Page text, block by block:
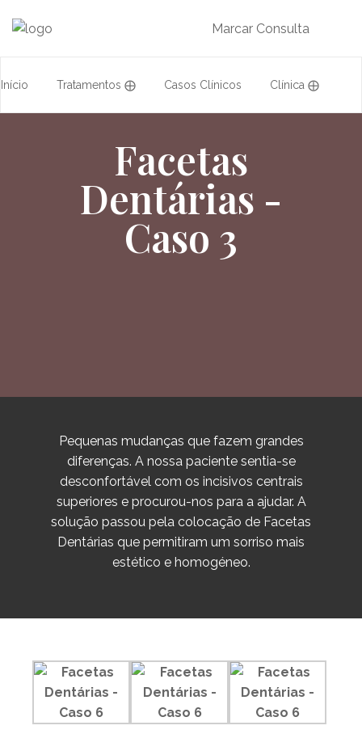
Início Tratamentos ⨁ Casos Clínicos Clínica ⨁
Marcar Consulta
Facetas
Dentárias -
Caso 3
Pequenas mudanças que fazem grandes
diferenças. A nossa paciente sentia-se
desconfortável com os incisivos centrais
superiores e procurou-nos para a ajudar. A
solução passou pela colocação de Facetas
Dentárias que permitiram um sorriso mais
estético e homogéneo.